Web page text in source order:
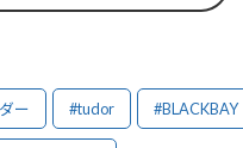
ー #tudor #BLACKBAY